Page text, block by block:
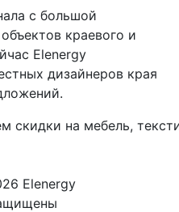
с большой
краевого и
Elenergy
дизайнеров края
скидки на мебель,
Elenergy